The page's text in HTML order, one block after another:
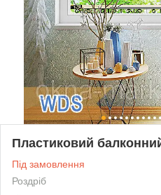
Пластиковий
Під замовлення
Роздріб